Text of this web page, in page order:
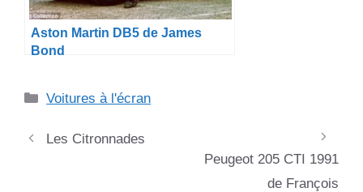
Aston Martin DB5 de James
Bond
Catégories
Voitures à l'écran
Les Citronnades
Peugeot 205 CTI 1991
de François